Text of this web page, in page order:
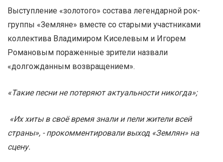
Выступление «золотого» состава легендарной рок-
группы «Земляне» вместе со старыми участниками
коллектива Владимиром Киселевым и Игорем
Романовым пораженные зрители назвали
«долгожданным возвращением».
«Такие песни не потеряют актуальности никогда»;
«Их хиты в своё время знали и пели жители всей
страны», - прокомментировали выход «Землян» на
сцену.